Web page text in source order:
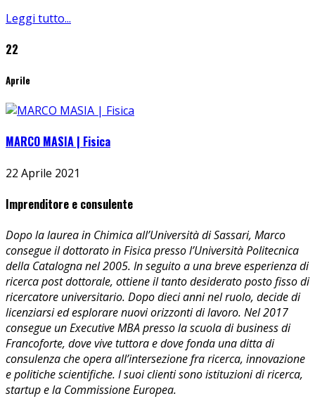
Leggi tutto...
22
Aprile
MARCO MASIA | Fisica
22 Aprile 2021
Imprenditore e consulente
Dopo la laurea in Chimica all’Università di Sassari, Marco
consegue il dottorato in Fisica presso l’Università Politecnica
della Catalogna nel 2005. In seguito a una breve esperienza di
ricerca post dottorale, ottiene il tanto desiderato posto fisso di
ricercatore universitario. Dopo dieci anni nel ruolo, decide di
licenziarsi ed esplorare nuovi orizzonti di lavoro. Nel 2017
consegue un Executive MBA presso la scuola di business di
Francoforte, dove vive tuttora e dove fonda una ditta di
consulenza che opera all’intersezione fra ricerca, innovazione
e politiche scientifiche. I suoi clienti sono istituzioni di ricerca,
startup e la Commissione Europea.